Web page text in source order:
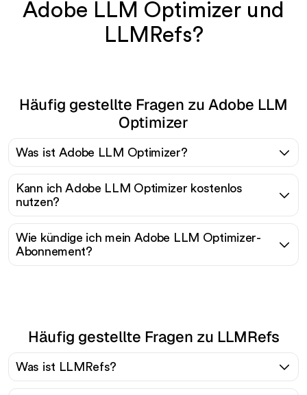
Adobe LLM Optimizer und
LLMRefs?
Häufig gestellte Fragen zu Adobe LLM
Optimizer
Was ist Adobe LLM Optimizer?
Kann ich Adobe LLM Optimizer kostenlos
nutzen?
Wie kündige ich mein Adobe LLM Optimizer-
Abonnement?
Häufig gestellte Fragen zu LLMRefs
Was ist LLMRefs?